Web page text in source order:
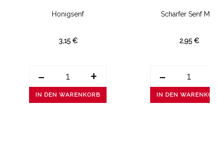
Honigsenf
3,15 €
- +
IN DEN WARENKORB
Scharfer Senf Mit...
2,95 €
-
IN DEN